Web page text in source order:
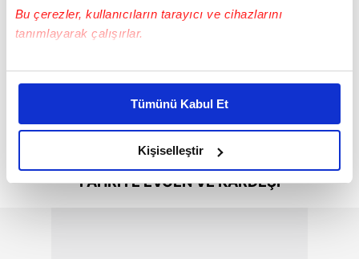
Bu çerezler, kullanıcıların tarayıcı ve cihazlarını
tanımlayarak çalışırlar.
Bu çerezlere izin vermeniz halinde sizlere özel
daha iyi reklam deneyimi yaşatabiliriz. Bunu yaparken
amacımızın size daha iyi bir reklam deneyimi sunmak
olduğunu ve sizlere en iyi içerikleri sunabilmek adına
elimizden gelen çabayı gösterdiğimizi ve bu noktada,
reklamların maliyetlerimizi karşılamak noktasında tek gelir
Tümünü Kabul Et
Kişiselleştir
FAHRİYE EVCENVE KARDEŞİ